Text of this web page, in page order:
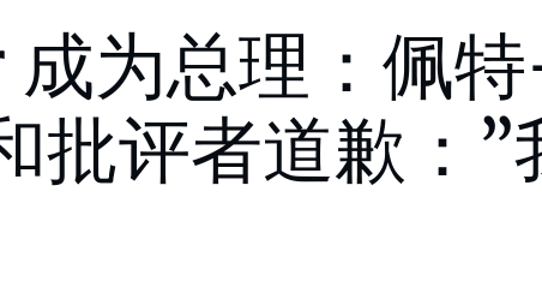
为总理：佩
批评者道歉：